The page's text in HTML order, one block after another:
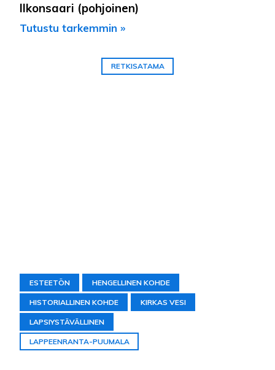
Ilkonsaari (pohjoinen)
Tutustu tarkemmin »
RETKISATAMA
ESTEETÖN HENGELLINEN KOHDE
HISTORIALLINEN KOHDE KIRKAS VESI
LAPSIYSTÄVÄLLINEN
LAPPEENRANTA-PUUMALA